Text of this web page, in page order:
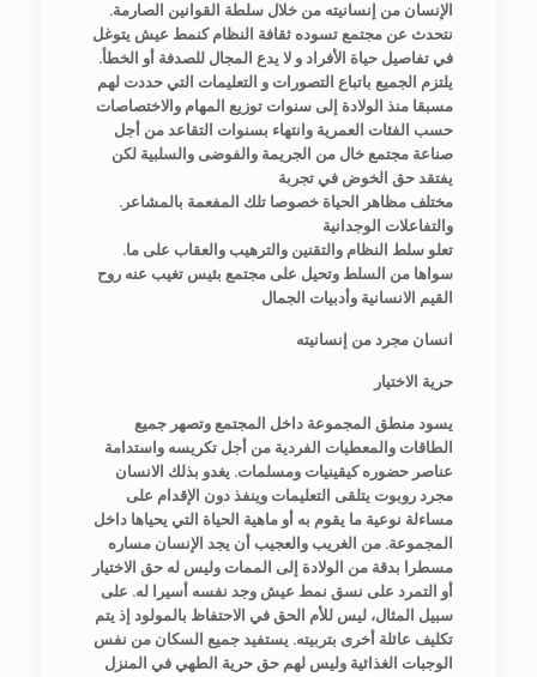
الإنسان من إنسانيته من خلال سلطة القوانين الصارمة.
نتحدث عن مجتمع تسوده ثقافة النظام كنمط عيش يتوغل
في تفاصيل حياة الأفراد و لا يدع المجال للصدفة أو الخطأ.
يلتزم الجميع باتباع التصورات و التعليمات التي حددت لهم
مسبقا منذ الولادة إلى سنوات توزيع المهام والاختصاصات
حسب الفئات العمرية وانتهاء بسنوات التقاعد من أجل
صناعة مجتمع خال من الجريمة والفوضى والسلبية لكن
يفتقد حق الخوض في تجربة
.مختلف مظاهر الحياة خصوصا تلك المفعمة بالمشاعر
والتفاعلات الوجدانية
.تعلو سلط النظام والتقنين والترهيب والعقاب على ما
سواها من السلط وتحيل على مجتمع بئيس تغيب عنه روح
القيم الانسانية وأدبيات الجمال
انسان مجرد من إنسانيته
حرية الاختيار
يسود منطق المجموعة داخل المجتمع وتصهر جميع
الطاقات والمعطيات الفردية من أجل تكريسه واستدامة
عناصر حضوره كيقينيات ومسلمات. يغدو بذلك الانسان
مجرد روبوت يتلقى التعليمات وينفذ دون الإقدام على
مساءلة نوعية ما يقوم به أو ماهية الحياة التي يحياها داخل
المجموعة. من الغريب والعجيب أن يجد الإنسان مساره
مسطرا بدقة من الولادة إلى الممات وليس له حق الاختيار
أو التمرد على نسق نمط عيش وجد نفسه أسيرا له. على
سبيل المثال، ليس للأم الحق في الاحتفاظ بالمولود إذ يتم
تكليف عائلة أخرى بتربيته. يستفيد جميع السكان من نفس
الوجبات الغذائية وليس لهم حق حرية الطهي في المنزل